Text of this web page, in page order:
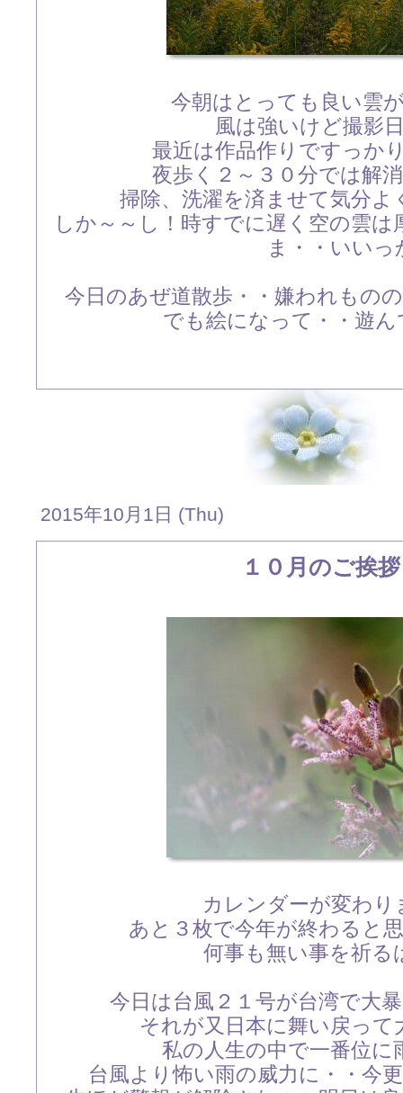
今朝はとっても良い雲
風は強いけど撮影
最近は作品作りですっか
夜歩く２～３０分では解
掃除、洗濯を済ませて気分よ
しか～～し！時すでに遅く空の雲
ま・・いいっ
今日のあぜ道散歩・・嫌われもの
でも絵になって・・遊
2015年10月1日 (Thu)
１０月のご挨拶
カレンダーが変わり
あと３枚で今年が終わると
何事も無い事を祈る
今日は台風２１号が台湾で大
それが又日本に舞い戻っ
私の人生の中で一番位に
台風より怖い雨の威力に・・今